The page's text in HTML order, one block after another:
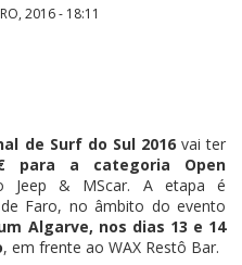
2016 - 18:11
de Surf do Sul 2016vai ter
para a categoria Open
Jeep & MScar. A etapa é
Faro, no âmbito do evento
Algarve, nos dias 13 e 14
, em frente ao WAX Restô Bar.